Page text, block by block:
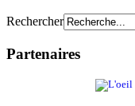
Rechercher
Partenaires